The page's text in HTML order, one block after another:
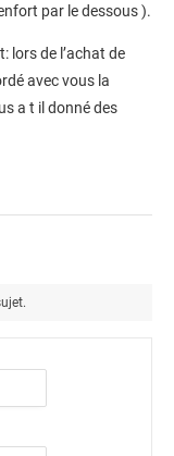
par le dessous ).
lors de l’achat de
avec vous la
a t il donné des